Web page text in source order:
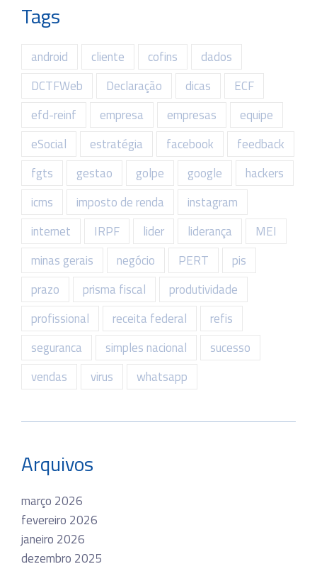
Tags
android cliente cofins
dados
DCTFWeb
Declaração dicas
ECF
efd-reinf
empresa empresas
equipe
eSocial
estratégia facebook
feedback
fgts
gestao golpe google
hackers
icms
imposto de renda
instagram
internet
IRPF lider liderança
MEI
minas gerais
negócio PERT
pis
prazo
prisma fiscal
produtividade
profissional
receita federal
refis
seguranca
simples nacional
sucesso
vendas
virus whatsapp
Arquivos
março 2026
fevereiro 2026
janeiro 2026
dezembro 2025